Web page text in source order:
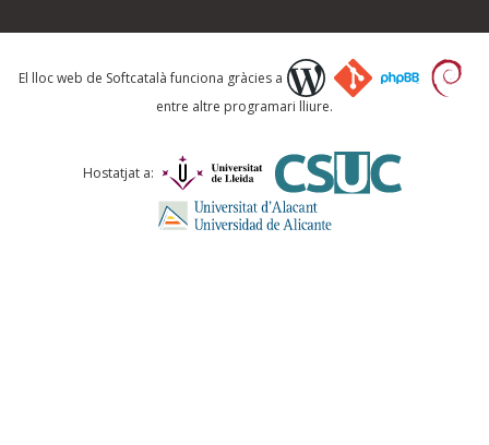
Què proposeu?
Comentari *
El lloc web de Softcatalà funciona gràcies a
entre altre programari lliure.
Hostatjat a: